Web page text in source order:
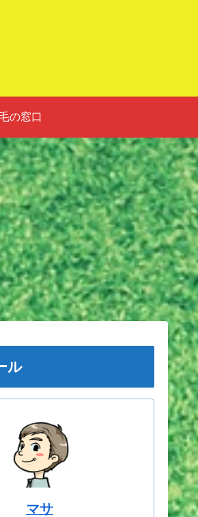
の窓口
ル
マサ